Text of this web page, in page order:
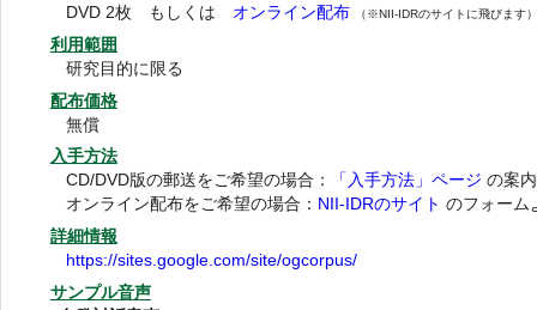
DVD 2枚 もしくは オンライン配布 （※NII-IDRのサイトに飛びます
利用範囲
研究目的に限る
配布価格
無償
入手方法
CD/DVD版の郵送をご希望の場合：
「入手方法」ページ の案
オンライン配布をご希望の場合： NII-IDRのサイト のフォーム
詳細情報
https://sites.google.com/site/ogcorpus/
サンプル音声